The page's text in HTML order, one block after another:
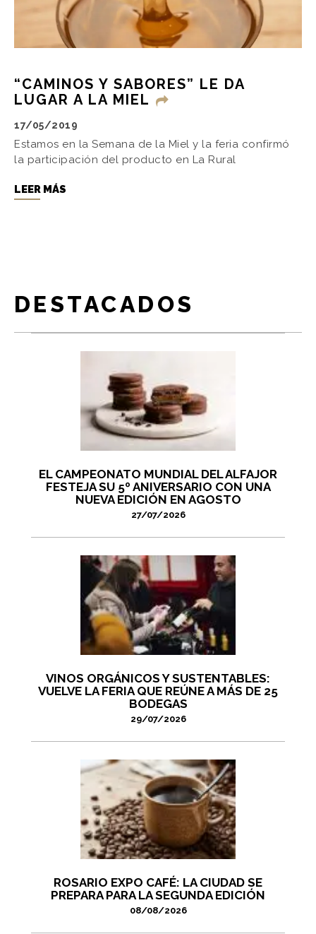
“CAMINOS Y SABORES” LE DA
LUGAR A LA MIEL
17/05/2019
Estamos en la Semana de la Miel y la feria confirmó
la participación del producto en La Rural
LEER MÁS
DESTACADOS
EL CAMPEONATO MUNDIAL DEL ALFAJOR
FESTEJA SU 5º ANIVERSARIO CON UNA
NUEVA EDICIÓN EN AGOSTO
27/07/2026
VINOS ORGÁNICOS Y SUSTENTABLES:
VUELVE LA FERIA QUE REÚNE A MÁS DE 25
BODEGAS
29/07/2026
ROSARIO EXPO CAFÉ: LA CIUDAD SE
PREPARA PARA LA SEGUNDA EDICIÓN
08/08/2026